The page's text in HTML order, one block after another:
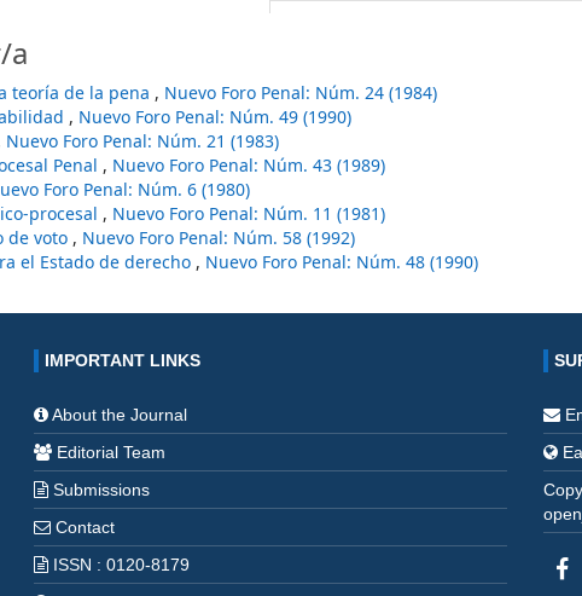
a
teoría de la pena , Nuevo Foro Penal: Núm. 24 (1984)
, Nuevo Foro Penal: Núm. 49 (1990)
Nuevo Foro Penal: Núm. 21 (1983)
Penal , Nuevo Foro Penal: Núm. 43 (1989)
Foro Penal: Núm. 6 (1980)
procesal , Nuevo Foro Penal: Núm. 11 (1981)
de voto , Nuevo Foro Penal: Núm. 58 (1992)
el Estado de derecho , Nuevo Foro Penal: Núm. 48 (1990)
IMPORTANT LINKS
About the Journal
Editorial Team
Submissions
Contact
ISSN : 0120-8179